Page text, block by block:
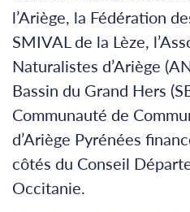
l’Ariège, la Fédération
SMIVAL de la Lèze,
Naturalistes d’Ariège
Bassin du Grand Hers
Communauté de
d’Ariège Pyrénées
côtés du Conseil
Occitanie.